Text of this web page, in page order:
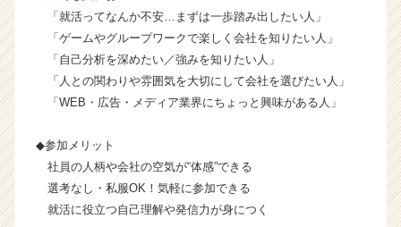
ス
カ
ト
が
届
活
サ
ト
「就活ってなんか不安…まずは一歩踏み出したい人」
「ゲームやグループワークで楽しく会社を知りたい人」
「自己分析を深めたい／強みを知りたい人」
「人との関わりや雰囲気を大切にして会社を選びたい人」
「WEB・広告・メディア業界にちょっと興味がある人」
◆参加メリット
社員の人柄や会社の空気が“体感”できる
選考なし・私服OK！気軽に参加できる
就活に役立つ自己理解や発信力が身につく